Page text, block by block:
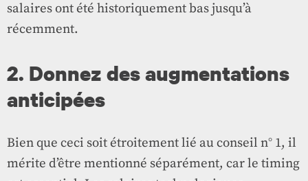
salaires ont été historiquement bas jusqu’à
récemment.
2. Donnez des augmentations
anticipées
Bien que ceci soit étroitement lié au conseil n° 1, il
mérite d’être mentionné séparément, car le timing